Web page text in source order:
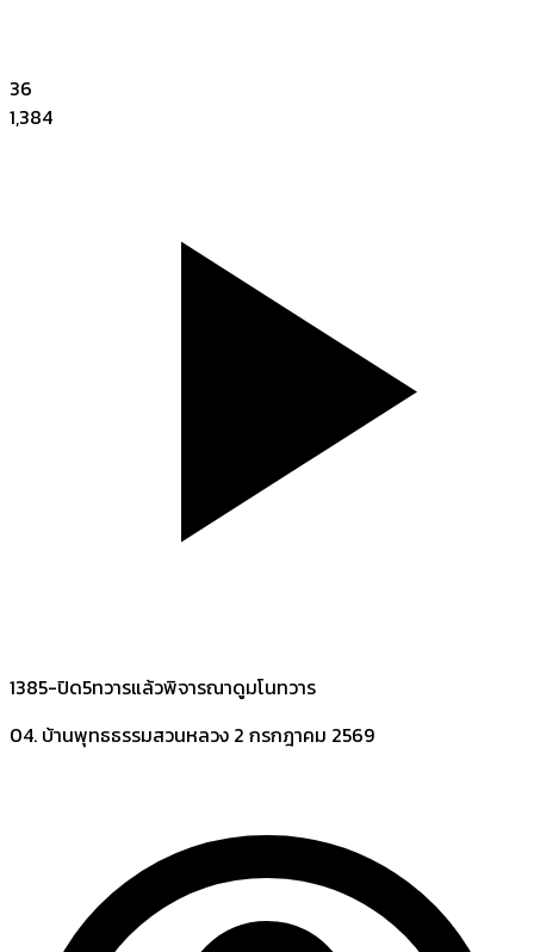
36
1,384
1385-ปิด5ทวารแล้วพิจารณาดูมโนทวาร
04. บ้านพุทธธรรมสวนหลวง 2 กรกฎาคม 2569